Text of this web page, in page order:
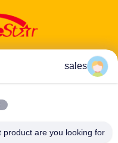
هاتف:
sales
are you looking for?